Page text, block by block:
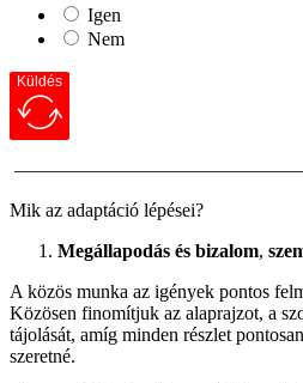
Igen
Nem
Küldés
Mik az adaptáció lépései?
Megállapodás és bizalom,
A közös munka az igények pontos
Közösen finomítjuk az alaprajzot, a
tájolását, amíg minden részlet
szeretné.